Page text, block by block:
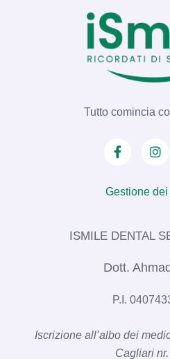
Tutto comincia
Gestione
ISMILE DENTAL
Dott.
P.I.
Iscrizione all’albo dei
Cagliari